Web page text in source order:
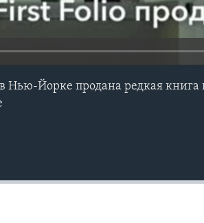
Нью-Йорке продана редкая